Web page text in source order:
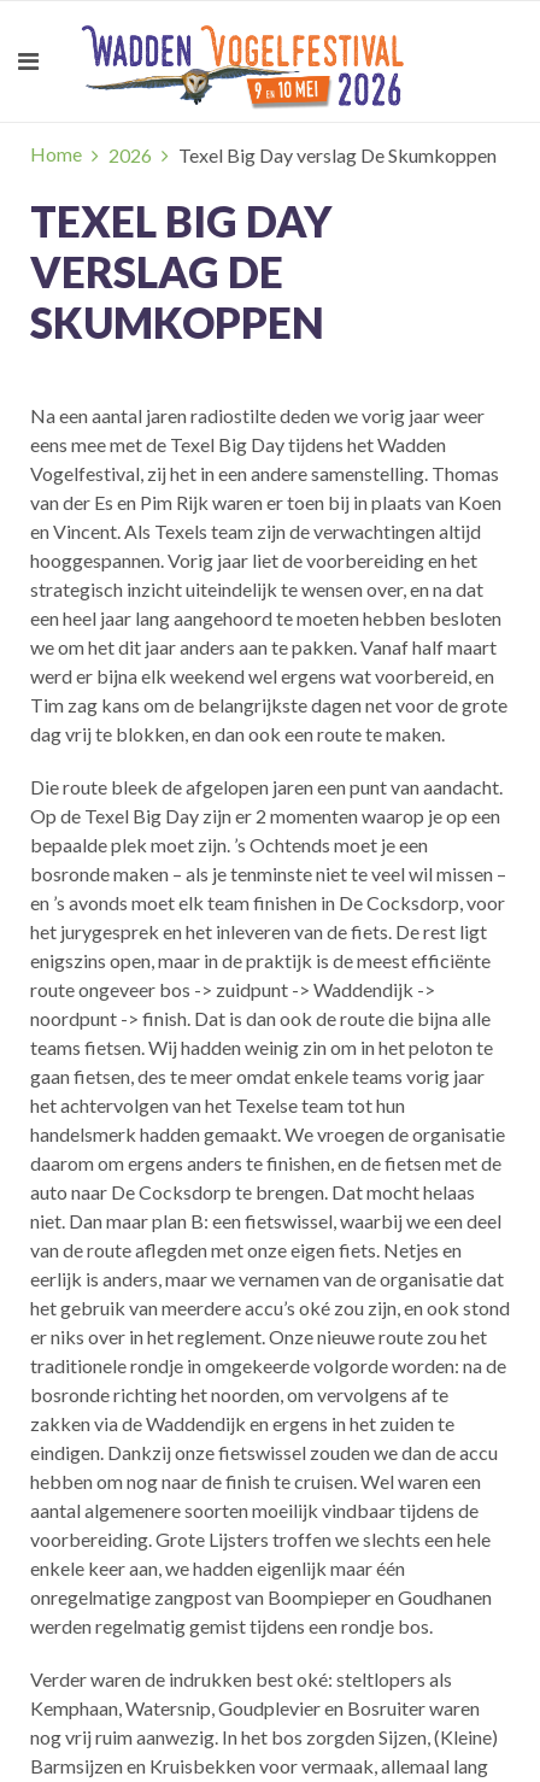
Home 2026 Texel Big Day verslag De Skumkoppen
TEXEL BIG DAY
VERSLAG DE
SKUMKOPPEN
Na een aantal jaren radiostilte deden we vorig jaar weer
eens mee met de Texel Big Day tijdens het Wadden
Vogelfestival, zij het in een andere samenstelling. Thomas
van der Es en Pim Rijk waren er toen bij in plaats van Koen
en Vincent. Als Texels team zijn de verwachtingen altijd
hooggespannen. Vorig jaar liet de voorbereiding en het
strategisch inzicht uiteindelijk te wensen over, en na dat
een heel jaar lang aangehoord te moeten hebben besloten
we om het dit jaar anders aan te pakken. Vanaf half maart
werd er bijna elk weekend wel ergens wat voorbereid, en
Tim zag kans om de belangrijkste dagen net voor de grote
dag vrij te blokken, en dan ook een route te maken.
Die route bleek de afgelopen jaren een punt van aandacht.
Op de Texel Big Day zijn er 2 momenten waarop je op een
bepaalde plek moet zijn. ’s Ochtends moet je een
bosronde maken – als je tenminste niet te veel wil missen –
en ’s avonds moet elk team finishen in De Cocksdorp, voor
het jurygesprek en het inleveren van de fiets. De rest ligt
enigszins open, maar in de praktijk is de meest efficiënte
route ongeveer bos -> zuidpunt -> Waddendijk ->
noordpunt -> finish. Dat is dan ook de route die bijna alle
teams fietsen. Wij hadden weinig zin om in het peloton te
gaan fietsen, des te meer omdat enkele teams vorig jaar
het achtervolgen van het Texelse team tot hun
handelsmerk hadden gemaakt. We vroegen de organisatie
daarom om ergens anders te finishen, en de fietsen met de
auto naar De Cocksdorp te brengen. Dat mocht helaas
niet. Dan maar plan B: een fietswissel, waarbij we een deel
van de route aflegden met onze eigen fiets. Netjes en
eerlijk is anders, maar we vernamen van de organisatie dat
het gebruik van meerdere accu’s oké zou zijn, en ook stond
er niks over in het reglement. Onze nieuwe route zou het
traditionele rondje in omgekeerde volgorde worden: na de
bosronde richting het noorden, om vervolgens af te
zakken via de Waddendijk en ergens in het zuiden te
eindigen. Dankzij onze fietswissel zouden we dan de accu
hebben om nog naar de finish te cruisen. Wel waren een
aantal algemenere soorten moeilijk vindbaar tijdens de
voorbereiding. Grote Lijsters troffen we slechts een hele
enkele keer aan, we hadden eigenlijk maar één
onregelmatige zangpost van Boompieper en Goudhanen
werden regelmatig gemist tijdens een rondje bos.
Verder waren de indrukken best oké: steltlopers als
Kemphaan, Watersnip, Goudplevier en Bosruiter waren
nog vrij ruim aanwezig. In het bos zorgden Sijzen, (Kleine)
Barmsijzen en Kruisbekken voor vermaak, allemaal lang